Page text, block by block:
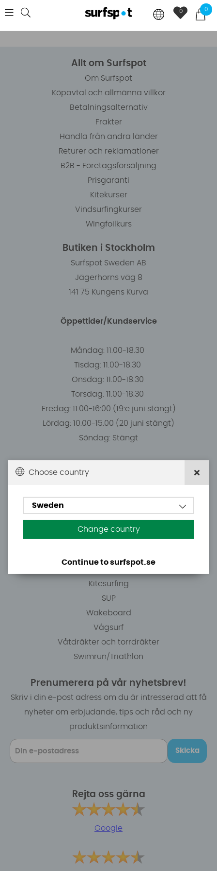
0
0
Allt om Surfspot
Om Surfspot
Köpavtal och allmänna villkor
Betalningsalternativ
Frakter
Handla från andra länder
Returer och reklamationer
B2B - Företagsförsäljning
Prisgaranti
Kitekurser
Vindsurfingkurser
Wingfoilkurs
Butiken i Stockholm
Surfspot Sweden AB
Jägerhorns väg 8
141 75 Kungens Kurva
Öppettider/Kundservice
Måndag: 11.00-18.30
Tisdag: 11.00-18.30
Onsdag: 11.00-18.30
Torsdag: 11.00-18.30
Fredag: 11.00-16:00 (19:e juni stängt)
Lördag: 10.00-15.00 (20 juni stängt)
Söndag: Stängt
Du kan hämta ordrar efter överenskommelse från
E-post: info@surfspot.se
Kitesurfing
SUP
Wakeboard
Vågsurf
Våtdräkter och torrdräkter
Swimrun/Triathlon
Prenumerera på vår nyhetsbrev!
Skriv i din e-post adress om du är intresserad att få
nyheter om erbjudande, tips och råd och ny
produktsinformation
Skicka
Rejta oss gärna
Google
Choose country
Sweden
Change country
Continue to surfspot.se